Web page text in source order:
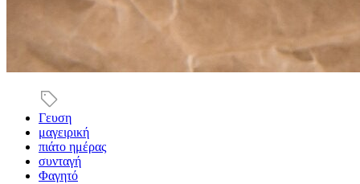
Γευση
μαγειρική
πιάτο ημέρας
συνταγή
Φαγητό